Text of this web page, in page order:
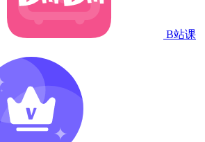
B站课